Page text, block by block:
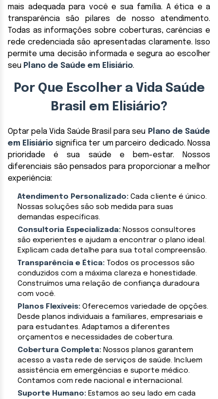
mais adequada para você e sua família. A ética e a
transparência são pilares de nosso atendimento.
Todas as informações sobre coberturas, carências e
rede credenciada são apresentadas claramente. Isso
permite uma decisão informada e segura ao escolher
seu Plano de Saúde em Elisiário.
Por Que Escolher a Vida Saúde
Brasil em Elisiário?
Optar pela Vida Saúde Brasil para seu Plano de Saúde
em Elisiário significa ter um parceiro dedicado. Nossa
prioridade é sua saúde e bem-estar. Nossos
diferenciais são pensados para proporcionar a melhor
experiência:
Atendimento Personalizado: Cada cliente é único.
Nossas soluções são sob medida para suas
demandas específicas.
Consultoria Especializada: Nossos consultores
são experientes e ajudam a encontrar o plano ideal.
Explicam cada detalhe para sua total compreensão.
Transparência e Ética: Todos os processos são
conduzidos com a máxima clareza e honestidade.
Construímos uma relação de confiança duradoura
com você.
Planos Flexíveis: Oferecemos variedade de opções.
Desde planos individuais a familiares, empresariais e
para estudantes. Adaptamos a diferentes
orçamentos e necessidades de cobertura.
Cobertura Completa: Nossos planos garantem
acesso a vasta rede de serviços de saúde. Incluem
assistência em emergências e suporte médico.
Contamos com rede nacional e internacional.
Suporte Humano: Estamos ao seu lado em cada